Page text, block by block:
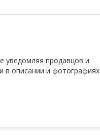
уведомляя продавцов и
в описании и фотографиях